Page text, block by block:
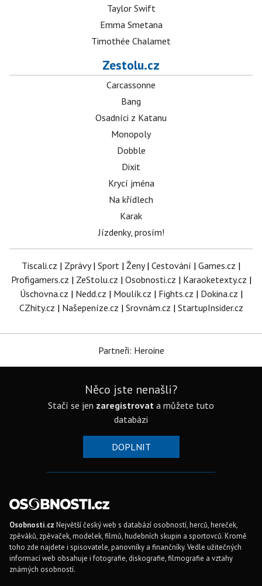
Taylor Swift
Emma Smetana
Timothée Chalamet
Zestolu.cz
Carcassonne
Bang
Osadníci z Katanu
Monopoly
Dobble
Dixit
Krycí jména
Na křídlech
Karak
Jízdenky, prosím!
Tiscali.cz | Zprávy| Sport | Ženy| Cestování | Games.cz |
Profigamers.cz | ZeStolu.cz | Osobnosti.cz | Karaoketexty.cz |
Úschovna.cz | Nedd.cz | Moulík.cz | Fights.cz | Dokina.cz |
CZhity.cz | Našepeníze.cz | Srovnám.cz | StartupInsider.cz
Partneři: Heroine
Něco jste nenašli?
Stačí se jen zaregistrovat a můžete tuto
databázi
DOPLNIT
Osobnosti.cz Největší český web s databází osobností, herců, hereček,
zpěváků, zpěvaček, modelek, filmů, hudebních skupin a sportovců. Kromě
toho zde najdete i spisovatele, panovníky a finančníky. Vedle užitečných
informací web obsahuje i fotografie, diskografie, filmografie a vztahy
známých osobností.